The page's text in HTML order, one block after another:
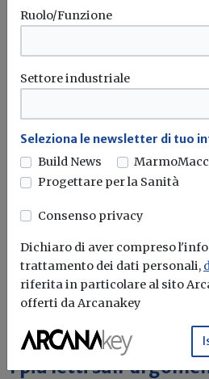
Iscriviti alla
Build News
Rimani aggiornato
energetica e
Iscriviti
I più letti
Ruolo/Funzione
Settore industriale
Seleziona le newsletter di tuo
Build News
Progettare per la Sanità
Consenso privacy
Dichiaro di aver compreso
trattamento dei dati personali,
riferita in particolare al sito
offerti da Arcanakey